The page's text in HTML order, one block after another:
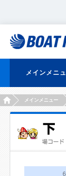
メインメニ
HOMEメインメニュー